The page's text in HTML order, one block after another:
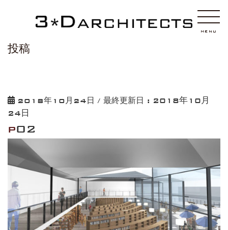
MENU
投稿
2018年10月24日 / 最終更新日 : 2018年10月
24日
p02